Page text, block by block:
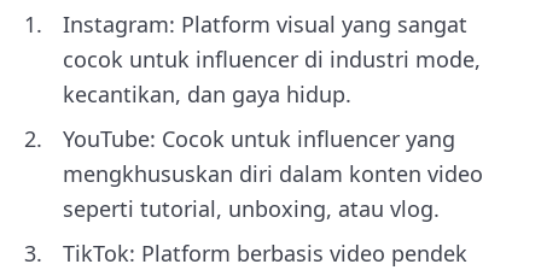
Instagram: Platform visual yang sangat
cocok untuk influencer di industri mode,
kecantikan, dan gaya hidup.
YouTube: Cocok untuk influencer yang
mengkhususkan diri dalam konten video
seperti tutorial, unboxing, atau vlog.
TikTok: Platform berbasis video pendek